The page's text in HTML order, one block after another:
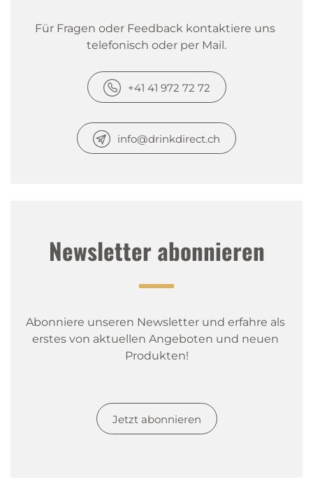
Für Fragen oder Feedback kontaktiere uns
telefonisch oder per Mail.
+41 41 972 72 72
info@drinkdirect.ch
Newsletter abonnieren
Abonniere unseren Newsletter und erfahre als
erstes von aktuellen Angeboten und neuen
Produkten!
Jetzt abonnieren